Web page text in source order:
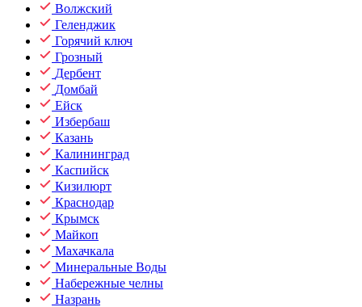
Волжский
Геленджик
Горячий ключ
Грозный
Дербент
Домбай
Ейск
Избербаш
Казань
Калининград
Каспийск
Кизилюрт
Краснодар
Крымск
Майкоп
Махачкала
Минеральные Воды
Набережные челны
Назрань